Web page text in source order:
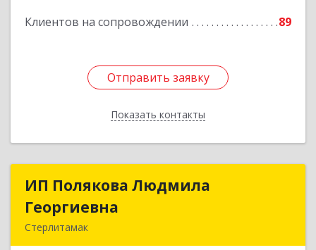
Клиентов на сопровождении 89
Отправить заявку
Показать контакты
Отправить заявку
Назад
ИП Полякова Людмила
Георгиевна
Стерлитамак
ИП Полякова Людмила